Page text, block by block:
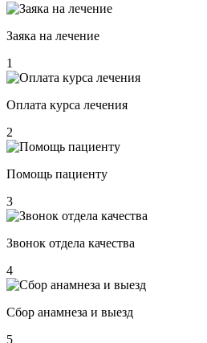
Заяка на лечение
1
Оплата курса лечения
2
Помощь пациенту
3
Звонок отдела качества
4
Сбор анамнеза и выезд
5